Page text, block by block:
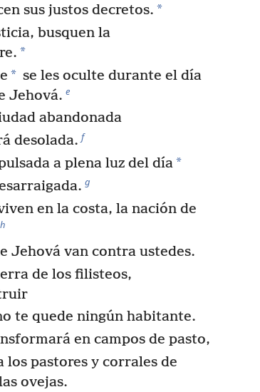
sus justos decretos. *
busquen la
*
* se les oculte durante el día
Jehová. e
abandonada
desolada. f
a plena luz del día*
g
en la costa, la nación de
h
Jehová van contra ustedes.
de los filisteos,
te quede ningún habitante.
en campos de pasto,
los pastores y corrales de
ovejas.